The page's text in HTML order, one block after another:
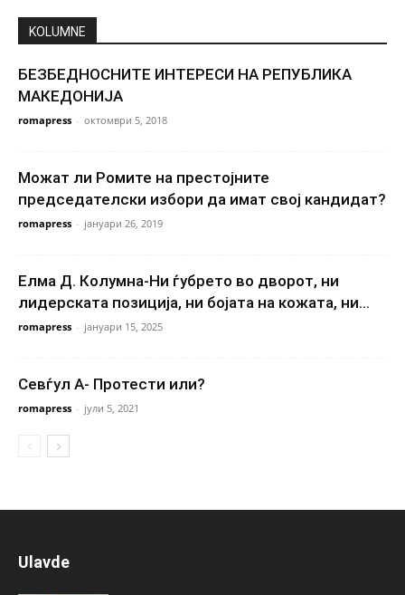
KOLUMNE
БЕЗБЕДНОСНИТЕ ИНТЕРЕСИ НА РЕПУБЛИКА
МАКЕДОНИЈА
romapress - октомври 5, 2018
Можат ли Ромите на престојните
председателски избори да имат свој кандидат?
romapress - јануари 26, 2019
Елма Д. Колумна-Ни ѓубрето во дворот, ни
лидерската позиција, ни бојата на кожата, ни...
romapress - јануари 15, 2025
Севѓул А- Протести или?
romapress - јули 5, 2021
Ulavde